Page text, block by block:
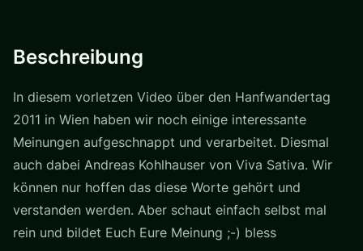
Beschreibung
In diesem vorletzen Video über den Hanfwandertag
2011 in Wien haben wir noch einige interessante
Meinungen aufgeschnappt und verarbeitet. Diesmal
auch dabei Andreas Kohlhauser von Viva Sativa. Wir
können nur hoffen das diese Worte gehört und
verstanden werden. Aber schaut einfach selbst mal
rein und bildet Euch Eure Meinung ;-) bless